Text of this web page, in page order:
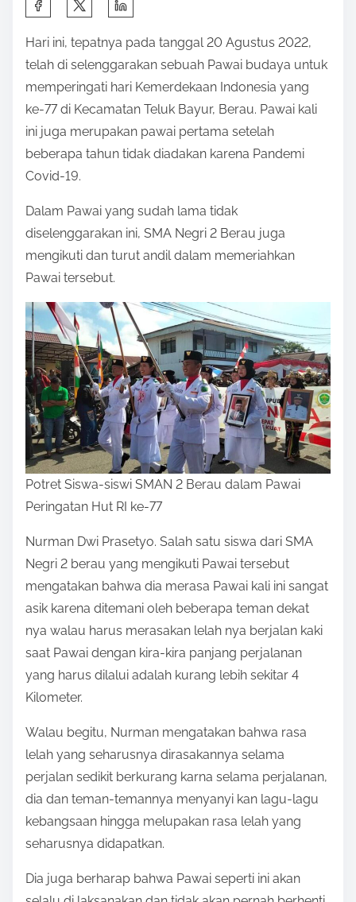
a
r
e
t
h
i
s
p
o
t
n
:
Hari ini, tepatnya pada tanggal 20 Agustus 2022,
telah di selenggarakan sebuah Pawai budaya untuk
memperingati hari Kemerdekaan Indonesia yang
ke-77 di Kecamatan Teluk Bayur, Berau. Pawai kali
ini juga merupakan pawai pertama setelah
beberapa tahun tidak diadakan karena Pandemi
Covid-19.
Dalam Pawai yang sudah lama tidak
diselenggarakan ini, SMA Negri 2 Berau juga
mengikuti dan turut andil dalam memeriahkan
Pawai tersebut.
Potret Siswa-siswi SMAN 2 Berau dalam Pawai
Peringatan Hut RI ke-77
Nurman Dwi Prasetyo. Salah satu siswa dari SMA
Negri 2 berau yang mengikuti Pawai tersebut
mengatakan bahwa dia merasa Pawai kali ini sangat
asik karena ditemani oleh beberapa teman dekat
nya walau harus merasakan lelah nya berjalan kaki
saat Pawai dengan kira-kira panjang perjalanan
yang harus dilalui adalah kurang lebih sekitar 4
Kilometer.
Walau begitu, Nurman mengatakan bahwa rasa
lelah yang seharusnya dirasakannya selama
perjalan sedikit berkurang karna selama perjalanan,
dia dan teman-temannya menyanyi kan lagu-lagu
kebangsaan hingga melupakan rasa lelah yang
seharusnya didapatkan.
Dia juga berharap bahwa Pawai seperti ini akan